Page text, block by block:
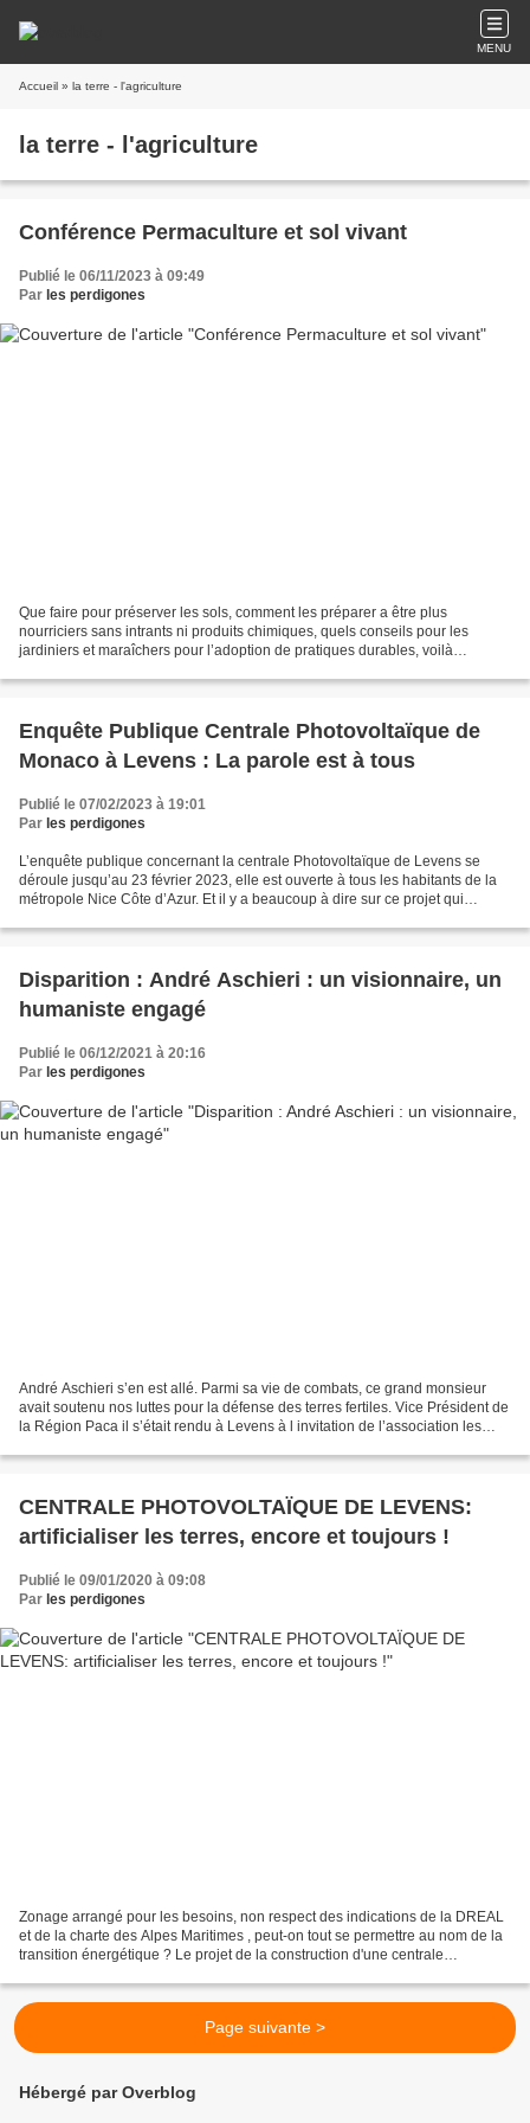
MENU
Accueil » la terre - l'agriculture
la terre - l'agriculture
Conférence Permaculture et sol vivant
Publié le 06/11/2023 à 09:49
Par les perdigones
Que faire pour préserver les sols, comment les préparer a être plus
nourriciers sans intrants ni produits chimiques, quels conseils pour les
jardiniers et maraîchers pour l’adoption de pratiques durables, voilà
Enquête Publique Centrale Photovoltaïque de
Monaco à Levens : La parole est à tous
Publié le 07/02/2023 à 19:01
Par les perdigones
L’enquête publique concernant la centrale Photovoltaïque de Levens se
déroule jusqu’au 23 février 2023, elle est ouverte à tous les habitants de la
métropole Nice Côte d’Azur. Et il y a beaucoup à dire sur ce projet qui
Disparition : André Aschieri : un visionnaire, un
humaniste engagé
Publié le 06/12/2021 à 20:16
Par les perdigones
André Aschieri s’en est allé. Parmi sa vie de combats, ce grand monsieur
avait soutenu nos luttes pour la défense des terres fertiles. Vice Président de
la Région Paca il s’était rendu à Levens à l invitation de l’association les
CENTRALE PHOTOVOLTAÏQUE DE LEVENS:
artificialiser les terres, encore et toujours !
Publié le 09/01/2020 à 09:08
Par les perdigones
Zonage arrangé pour les besoins, non respect des indications de la DREAL
et de la charte des Alpes Maritimes , peut-on tout se permettre au nom de la
transition énergétique ? Le projet de la construction d'une centrale
Page suivante >
Hébergé par Overblog